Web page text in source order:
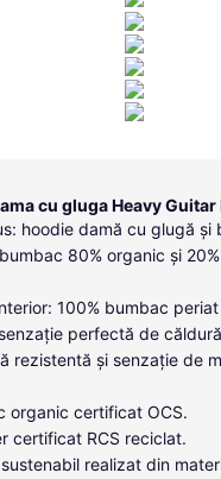
cu gluga Heavy Guitar
hoodie damă cu glugă și
80% organic și
100% bumbac
perfectă de
rezistentă și senzație de
organic certificat OCS.
certificat RCS reciclat.
realizat din